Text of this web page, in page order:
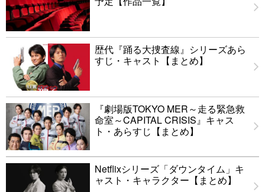
歴代『踊る大捜査線』シリーズあら
すじ・キャスト【まとめ】
『劇場版TOKYO MER～走る緊急救
命室～CAPITAL CRISIS』キャス
ト・あらすじ【まとめ】
Netflixシリーズ「ダウンタイム」キ
ャスト・キャラクター【まとめ】